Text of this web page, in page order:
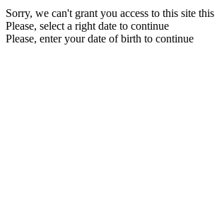
Sorry, we can't grant you access to this site this
Please, select a right date to continue
Please, enter your date of birth to continue